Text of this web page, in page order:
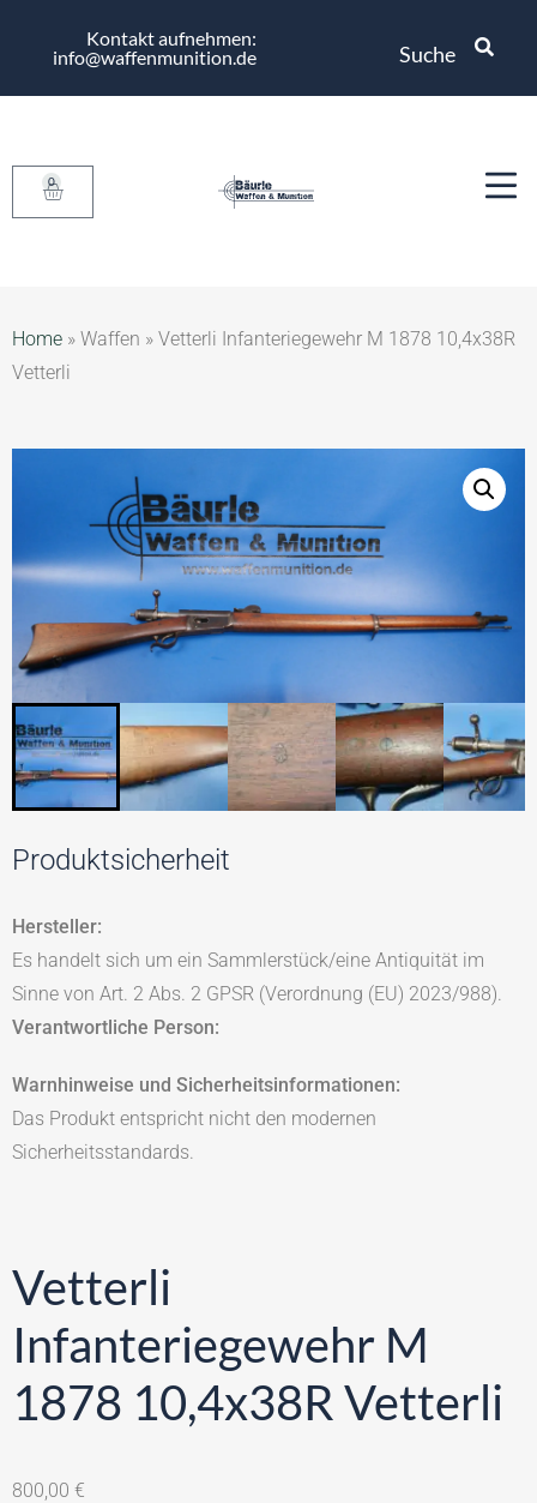
Kontakt aufnehmen:
info@waffenmunition.de
Suche
0
Home » Waffen » Vetterli Infanteriegewehr M 1878 10,4x38R
Vetterli
Produktsicherheit
Hersteller:
Es handelt sich um ein Sammlerstück/eine Antiquität im
Sinne von Art. 2 Abs. 2 GPSR (Verordnung (EU) 2023/988).
Verantwortliche Person:
Warnhinweise und Sicherheitsinformationen:
Das Produkt entspricht nicht den modernen
Sicherheitsstandards.
Vetterli
Infanteriegewehr M
1878 10,4x38R Vetterli
800,00 €